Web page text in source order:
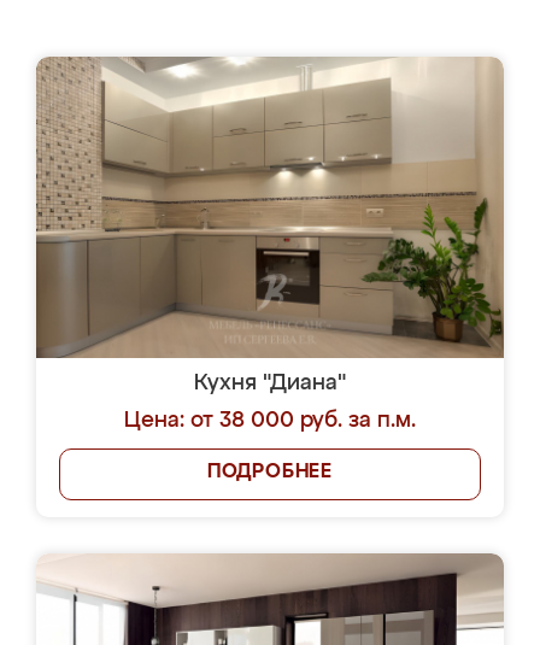
Кухня "Диана"
Цена: от 38 000 руб. за п.м.
ПОДРОБНЕЕ